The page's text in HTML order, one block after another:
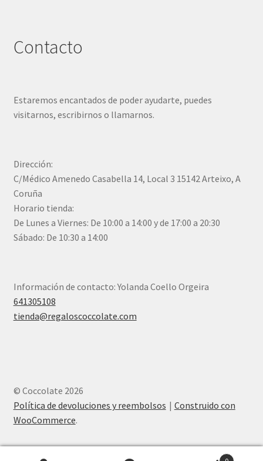
Contacto
Estaremos encantados de poder ayudarte, puedes
visitarnos, escribirnos o llamarnos.
Dirección:
C/Médico Amenedo Casabella 14, Local 3 15142 Arteixo, A
Coruña
Horario tienda:
De Lunes a Viernes: De 10:00 a 14:00 y de 17:00 a 20:30
Sábado: De 10:30 a 14:00
Información de contacto: Yolanda Coello Orgeira
641305108
tienda@regaloscoccolate.com
© Coccolate 2026
Política de devoluciones y reembolsos
Construido con
WooCommerce.